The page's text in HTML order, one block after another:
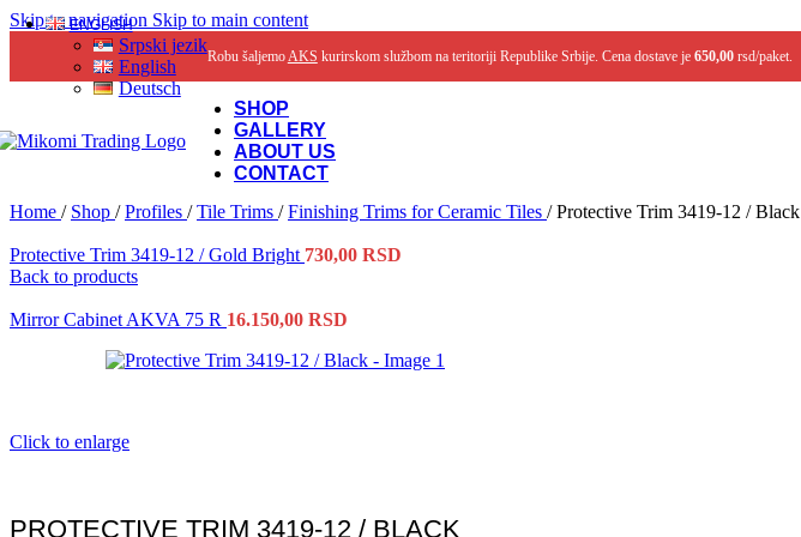
Skip to navigation Skip to main content
ENGLISH
Srpski jezik
English
Deutsch
Robu šaljemoAKS kurirskom službom na teritoriji Republike Srbije. Cena dostave je 650,00rsd/paket.
SHOP
GALLERY
ABOUT US
CONTACT
Home / Shop / Profiles / Tile Trims / Finishing Trims for Ceramic Tiles / Protective Trim 3419-12 / Black
Protective Trim 3419-12 / Gold Bright 730,00 RSD
Back to products
Mirror Cabinet AKVA 75 R 16.150,00 RSD
Click to enlarge
PROTECTIVE TRIM 3419-12 / BLACK